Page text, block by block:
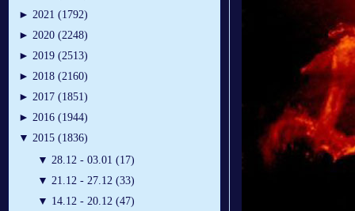
► 2021 (1792)
► 2020 (2248)
► 2019 (2513)
► 2018 (2160)
► 2017 (1851)
► 2016 (1944)
▼ 2015 (1836)
▼ 28.12 - 03.01 (17)
▼ 21.12 - 27.12 (33)
▼ 14.12 - 20.12 (47)